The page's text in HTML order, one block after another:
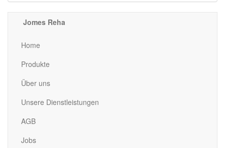
Jomes Reha
Home
Produkte
Über uns
Unsere Dienstleistungen
AGB
Jobs